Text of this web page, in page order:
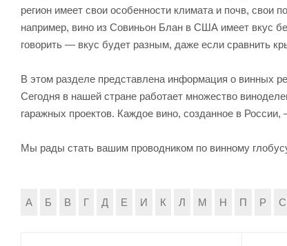
регион имеет свои особенности климата и почв, свои
например, вино из Совиньон Блан в США имеет вкус
говорить — вкус будет разным, даже если сравнить
В этом разделе представлена информация о винных
Сегодня в нашей стране работает множество
гаражных проектов. Каждое вино, созданное в
Мы рады стать вашим проводником по винному
А Б В Г Д Е И К Л М Н П Р С